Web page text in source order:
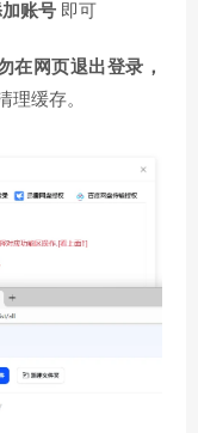
账号 即可
在网页退出登录，
理缓存。